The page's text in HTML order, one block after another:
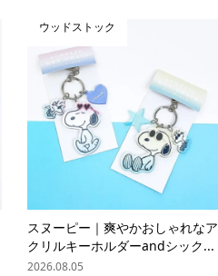
ウッドストック
スヌーピー｜爽やかおしゃれなア
クリルキーホルダーandシック...
2026.08.05